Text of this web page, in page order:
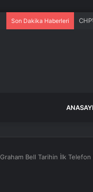
Son Dakika Haberleri
Graham Bell Tarihin İlk Telefon